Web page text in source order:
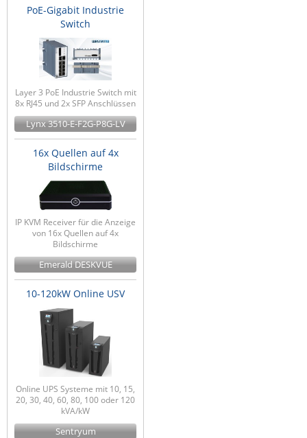
PoE-Gigabit Industrie
Switch
Layer 3 PoE Industrie Switch mit
8x RJ45 und 2x SFP Anschlüssen
Lynx 3510-E-F2G-P8G-LV
16x Quellen auf 4x
Bildschirme
IP KVM Receiver für die Anzeige
von 16x Quellen auf 4x
Bildschirme
Emerald DESKVUE
10-120kW Online USV
Online UPS Systeme mit 10, 15,
20, 30, 40, 60, 80, 100 oder 120
kVA/kW
Sentryum